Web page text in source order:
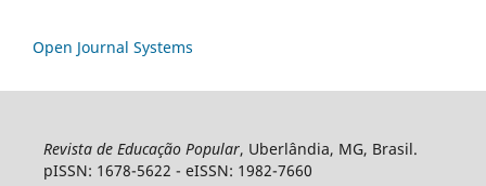
Open Journal Systems
Revista de Educação Popular, Uberlândia, MG, Brasil.
pISSN: 1678-5622 - eISSN: 1982-7660